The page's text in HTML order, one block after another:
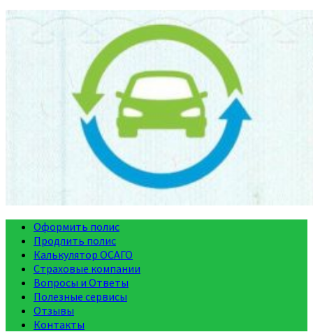
Оформить полис
Продлить полис
Калькулятор ОСАГО
Страховые компании
Вопросы и Ответы
Полезные сервисы
Отзывы
Контакты